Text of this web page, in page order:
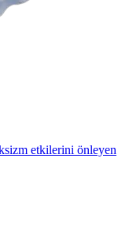
etkilerini önleyen